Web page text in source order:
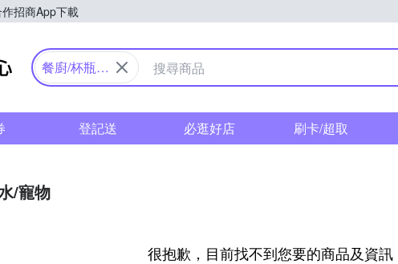
招商App下載
Yahoo購物中心
餐廚/杯瓶/
登記送 必逛好店 刷卡/超取
/寵物
很抱歉，目前找不到您要的商品及資